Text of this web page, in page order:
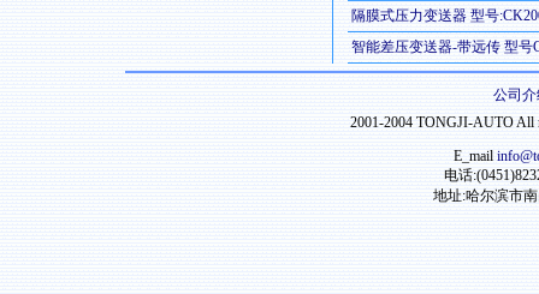
隔膜式压力变送器 型号
智能差压变送器-带远传 型号
公司
2001-2004 TONGJI-AUTO All
E_mail
电话
地址:哈尔滨市